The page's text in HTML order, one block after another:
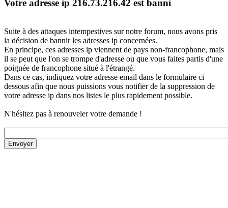
Votre adresse ip 216.73.216.42 est banni
Suite à des attaques intempestives sur notre forum, nous avons pris
la décision de bannir les adresses ip concernées.
En principe, ces adresses ip viennent de pays non-francophone, mais
il se peut que l'on se trompe d'adresse ou que vous faites partis d'une
poignée de francophone situé à l'étrangé.
Dans ce cas, indiquez votre adresse email dans le formulaire ci
dessous afin que nous puissions vous notifier de la suppression de
votre adresse ip dans nos listes le plus rapidement possible.
N'hésitez pas à renouveler votre demande !